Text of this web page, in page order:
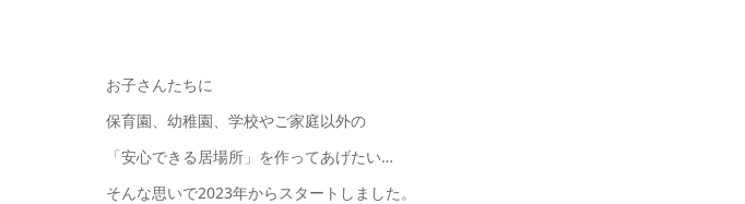
お子さんたちに
保育園、幼稚園、学校やご家庭以外の
「安心できる居場所」を作ってあげたい…
そんな思いで2023年からスタートしました。